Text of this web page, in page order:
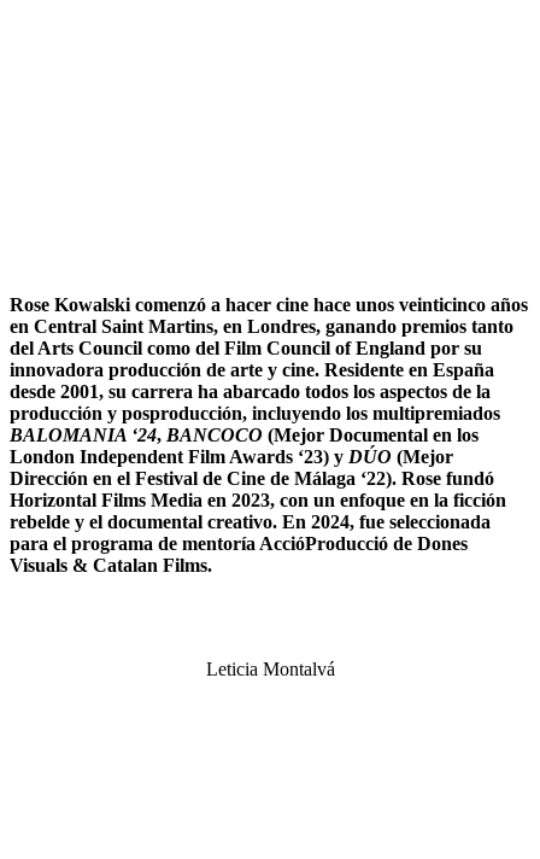
Rose Kowalski comenzó a hacer cine hace unos veinticinco años
en Central Saint Martins, en Londres, ganando premios tanto
del Arts Council como del Film Council of England por su
innovadora producción de arte y cine. Residente en España
desde 2001, su carrera ha abarcado todos los aspectos de la
producción y posproducción, incluyendo los multipremiados
BALOMANIA ‘24, BANCOCO (Mejor Documental en los
London Independent Film Awards ‘23) y DÚO (Mejor
Dirección en el Festival de Cine de Málaga ‘22). Rose fundó
Horizontal Films Media en 2023, con un enfoque en la ficción
rebelde y el documental creativo. En 2024, fue seleccionada
para el programa de mentoría AccióProducció de Dones
Visuals & Catalan Films.
Leticia Montalvá